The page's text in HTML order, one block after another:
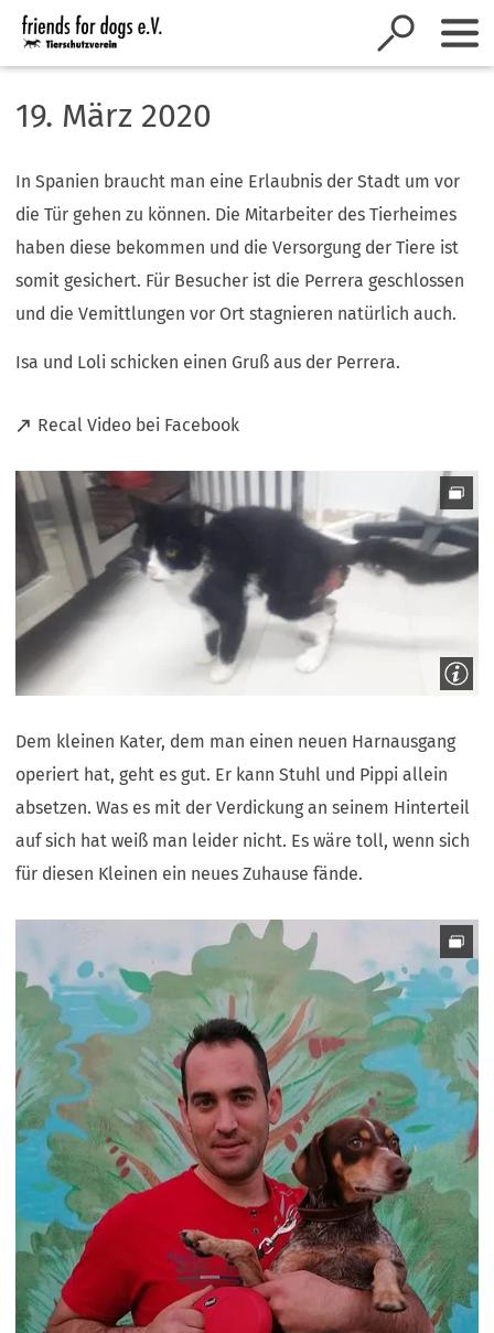
Inhalt anspringen
19. März 2020
In Spanien braucht man eine Erlaubnis der Stadt um vor
die Tür gehen zu können. Die Mitarbeiter des Tierheimes
haben diese bekommen und die Versorgung der Tiere ist
somit gesichert. Für Besucher ist die Perrera geschlossen
und die Vemittlungen vor Ort stagnieren natürlich auch.
Isa und Loli schicken einen Gruß aus der Perrera.
Recal Video bei Facebook
(
f
f
i
e
n
m
u
e
n
T
Dem kleinen Kater, dem man einen neuen Harnausgang
operiert hat, geht es gut. Er kann Stuhl und Pippi allein
absetzen. Was es mit der Verdickung an seinem Hinterteil
auf sich hat weiß man leider nicht. Es wäre toll, wenn sich
für diesen Kleinen ein neues Zuhause fände.